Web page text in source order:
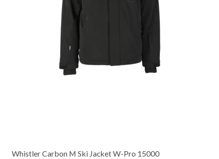
Whistler Carbon M Ski Jacket W-Pro 15000